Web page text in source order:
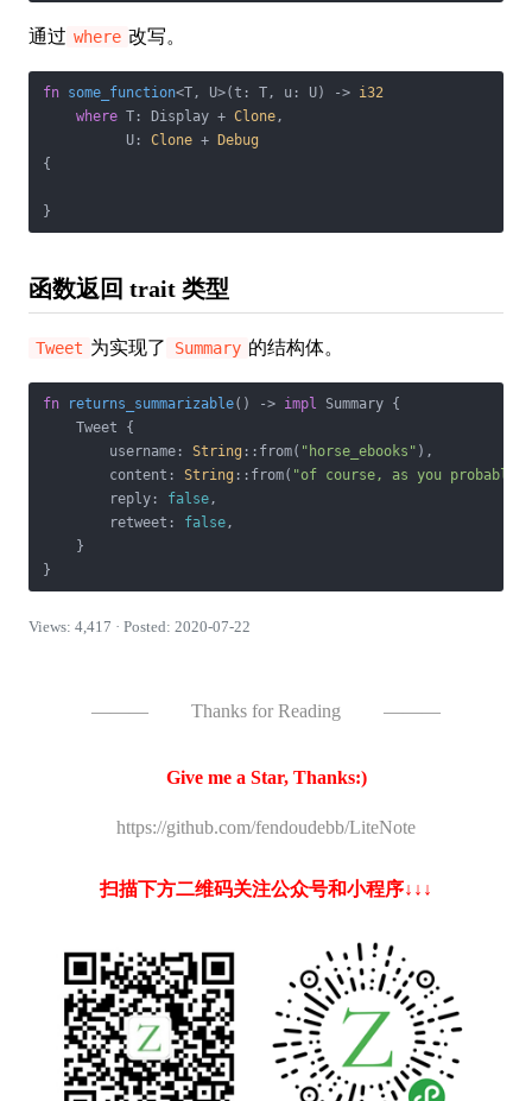
通过 where 改写。
fn some_function<T, U>(t: T, u: U) -> i32
where T: Display + Clone,
          U:
Clone +
Debug
{
}
函数返回 trait 类型
Tweet 为实现了 Summary 的结构体。
fn returns_summarizable() -> impl Summary {
    Tweet {
        username:
String ::from( "horse_ebooks" ),
        content:
String ::from( "of course, as you probably
        reply:
false,
        retweet:
false,
    }
}
Views: 4,417 · Posted: 2020-07-22
——— Thanks for Reading ———
Give me a Star, Thanks:)
https://github.com/fendoudebb/LiteNote
扫描下方二维码关注公众号和小程序↓↓↓